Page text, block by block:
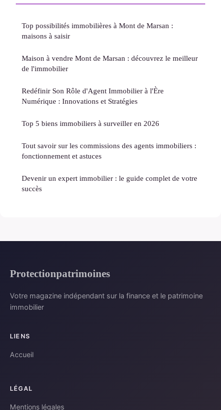
Top possibilités immobilières à Mont de Marsan :
maisons à saisir
Maison à vendre Mont de Marsan : découvrez le meilleur
de l'immobilier
Redéfinir Son Rôle d'Agent Immobilier à l'Ère
Numérique : Innovations et Stratégies
Top 5 biens immobiliers à surveiller en 2026
Tout savoir sur les commissions des agents immobiliers :
fonctionnement et astuces
Devenir un expert immobilier : le guide complet de votre
succès
Protectionpatrimoines
Votre magazine indépendant sur la finance et le patrimoine
immobilier
LIENS
Accueil
LÉGAL
Mentions légales